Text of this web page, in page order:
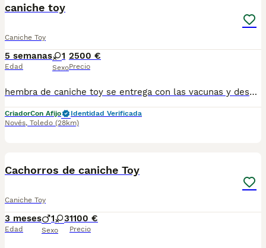
caniche toy
Caniche Toy
5 semanas
Edad
1
Sexo
2500 €
Precio
hembra de caniche toy se entrega con las vacunas y desparasitaciones correspondientes a su edad. puede venir a verlo sin compromiso escríbenos a 698979889 y le mandamos la foto actual Le enseñamos a los padres
CriadorCon Afijo
Identidad Verificada
Novés, Toledo (28km)
Cachorros de caniche Toy
Caniche Toy
3 meses
Edad
1 3
Sexo
1100 €
Precio